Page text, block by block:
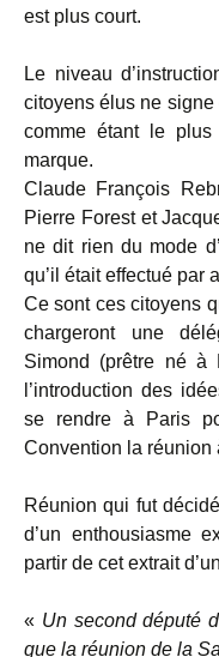
est plus court.
Le niveau
citoyens élus ne
comme étant le
marque.
Claude François
Pierre Forest et
ne dit rien du mode
qu’il était effectué par
Ce sont ces citoyens
chargeront une
Simond (prêtre né à
l’introduction des
se rendre à Paris
Convention la réunion
Réunion qui fut
d’un enthousiasme
partir de cet extrait
« Un second député
que la réunion de la